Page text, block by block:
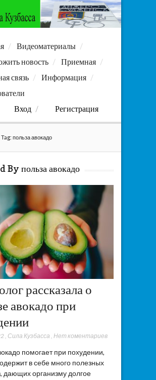
Видеоматериалы
новость
Приемная
связь
Информация
Вход
Регистрация
Tag: польза авокадо
By польза авокадо
рассказала о
авокадо при
, Сила Кузбасса Нет коментариев
помогает при похудении,
в себе много полезных
дающих организму долгое